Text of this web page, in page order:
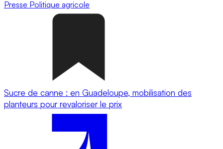
Presse Politique agricole
Sucre de canne : en Guadeloupe, mobilisation des
planteurs pour revaloriser le prix